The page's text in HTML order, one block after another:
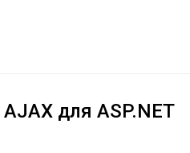
для ASP.NET